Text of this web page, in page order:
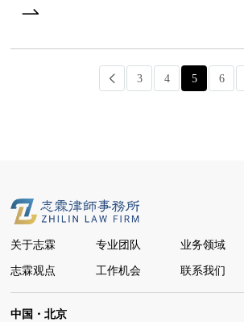
3 4 5 6
关于志霖 专业团队 业务领域
志霖观点 工作机会 联系我们
中国・北京